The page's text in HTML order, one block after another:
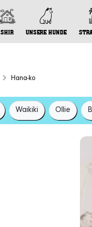
SHIR UNSERE HUNDE
Hana-ko
Waikiki Ollie